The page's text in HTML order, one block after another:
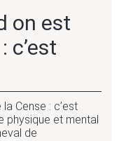
on est
c’est
Cense : c’est
physique et mental
de